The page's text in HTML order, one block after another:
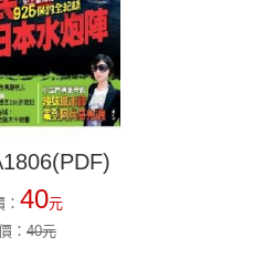
40元
： 40元